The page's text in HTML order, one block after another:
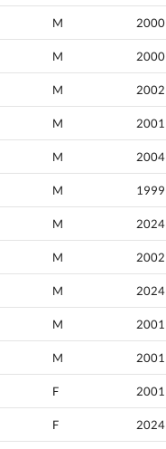
M 2000
M 2000
M 2002
M 2001
M 2004
M 1999
M 2024
M 2002
M 2024
M 2001
M 2001
F 2001
F 2024